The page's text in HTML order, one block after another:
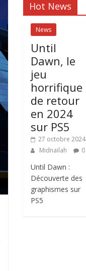
Hot News
News
Until
Dawn, le
jeu
horrifique
de retour
en 2024
sur PS5
27 octobre 2024
Midnailah
0
Until Dawn :
Découverte des
graphismes sur
PS5